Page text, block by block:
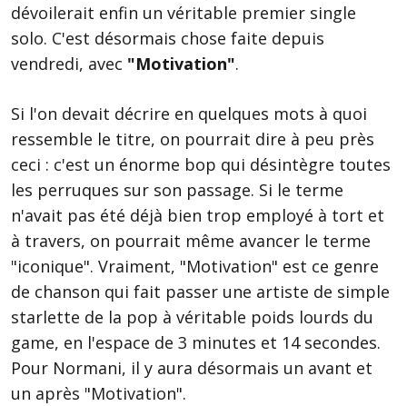
dévoilerait enfin un véritable premier single
solo. C'est désormais chose faite depuis
vendredi, avec "Motivation".
Si l'on devait décrire en quelques mots à quoi
ressemble le titre, on pourrait dire à peu près
ceci : c'est un énorme bop qui désintègre toutes
les perruques sur son passage. Si le terme
n'avait pas été déjà bien trop employé à tort et
à travers, on pourrait même avancer le terme
"iconique". Vraiment, "Motivation" est ce genre
de chanson qui fait passer une artiste de simple
starlette de la pop à véritable poids lourds du
game, en l'espace de 3 minutes et 14 secondes.
Pour Normani, il y aura désormais un avant et
un après "Motivation".